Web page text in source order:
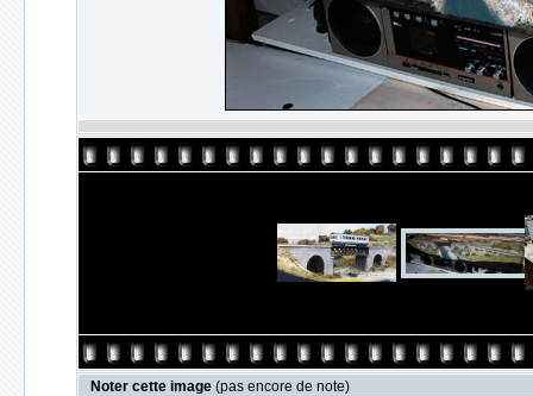
Noter cette image (pas encore de note)